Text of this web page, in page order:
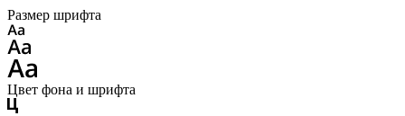
Размер шрифта
Цвет фона и шрифта